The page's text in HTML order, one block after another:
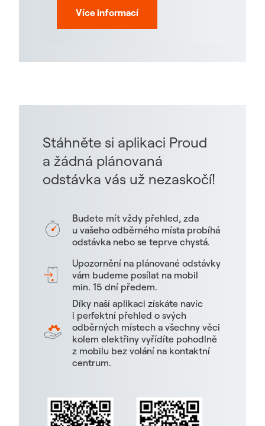
Více informací
Stáhněte si aplikaci Proud
a žádná plánovaná
odstávka vás už nezaskočí!
Budete mít vždy přehled, zda
u vašeho odběrného místa probíhá
odstávka nebo se teprve chystá.
Upozornění na plánované odstávky
vám budeme posílat na mobil
min. 15 dní předem.
Díky naší aplikaci získáte navíc
i perfektní přehled o svých
odběrných místech a všechny věci
kolem elektřiny vyřídíte pohodlně
z mobilu bez volání na kontaktní
centrum.